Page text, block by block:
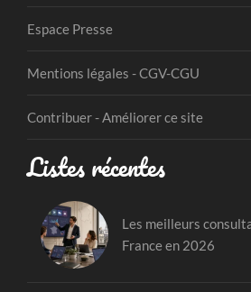
Espace Presse
Mentions légales - CGV-CGU
Contribuer - Améliorer ce site
Listes récentes
Les meilleurs
France en 2026